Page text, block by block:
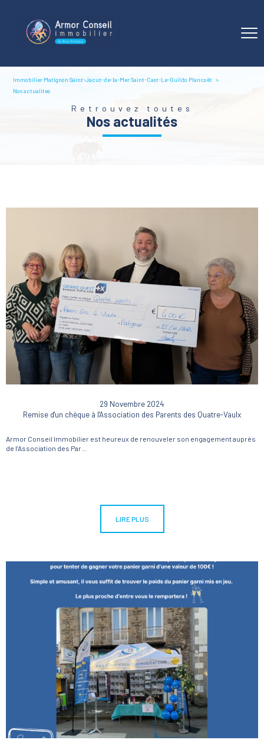
Immobilier Matignon Saint-Jacut-de-la-Mer Saint-Cast-Le-Guildo Plancoët
Nos actualites
Retrouvez toutes
nos actualités
29 Novembre 2024
Remise d'un chèque à l'Association des Parents des Quatre-Vaulx
Armor Conseil Immobilier est heureux de renouveler son engagement auprès
de l’Association des Par...
LIRE PLUS